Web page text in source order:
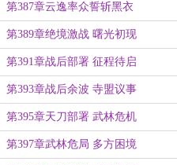
第387章云逸率众誓斩黑衣
第389章绝境激战 曙光初现
第391章战后部署 征程待启
第393章战后余波 寺盟议事
第395章天刀部署 武林危机
第397章武林危局 多方困境